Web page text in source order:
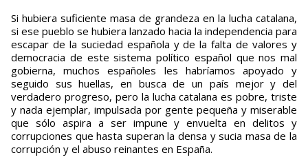
Si hubiera suficiente masa de grandeza en la lucha catalana,
si ese pueblo se hubiera lanzado hacia la independencia para
escapar de la suciedad española y de la falta de valores y
democracia de este sistema político español que nos mal
gobierna, muchos españoles les habríamos apoyado y
seguido sus huellas, en busca de un país mejor y del
verdadero progreso, pero la lucha catalana es pobre, triste
y nada ejemplar, impulsada por gente pequeña y miserable
que sólo aspira a ser impune y envuelta en delitos y
corrupciones que hasta superan la densa y sucia masa de la
corrupción y el abuso reinantes en España.